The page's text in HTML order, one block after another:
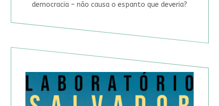
democracia – não causa o espanto que deveria?